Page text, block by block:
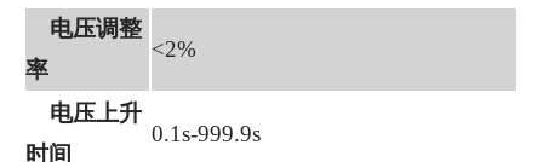
电压调整
率
<2%
电压上升
时间
0.1s-999.9s